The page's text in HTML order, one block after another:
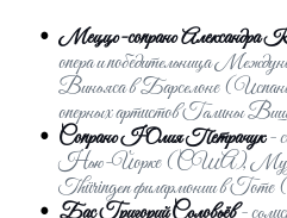
Меццо-сопрано Александра
опера и победительница
Виньяса в Барселоне
оперных артистов Галины
Сопрано Юлия Петрачук -
Нью-Йорке (США),
Thüringen филармонии в